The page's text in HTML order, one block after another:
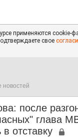
применяются cookie-
свое
новостей
после
глава
отставку